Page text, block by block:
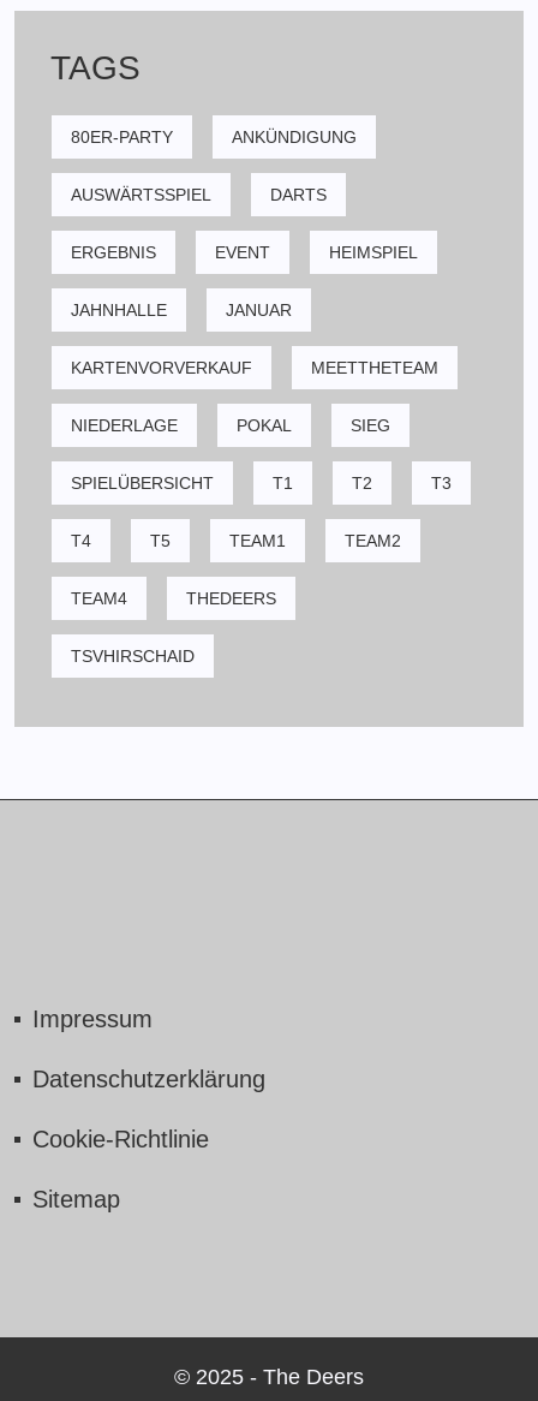
TAGS
80ER-PARTY ANKÜNDIGUNG
AUSWÄRTSSPIEL DARTS
ERGEBNIS EVENT HEIMSPIEL
JAHNHALLE JANUAR
KARTENVORVERKAUF MEETTHETEAM
NIEDERLAGE POKAL SIEG
SPIELÜBERSICHT T1 T2 T3
T4 T5 TEAM1 TEAM2
TEAM4 THEDEERS
TSVHIRSCHAID
Impressum
Datenschutzerklärung
Cookie-Richtlinie
Sitemap
© 2025 - The Deers